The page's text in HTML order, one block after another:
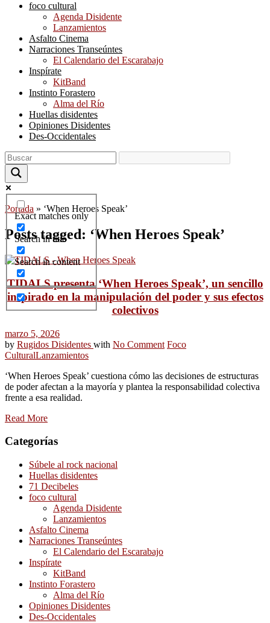
foco cultural
Agenda Disidente
Lanzamientos
Asfalto Cinema
Narraciones Transeúntes
El Calendario del Escarabajo
Inspírate
KitBand
Instinto Forastero
Alma del Río
Huellas disidentes
Opiniones Disidentes
Des-Occidentales
Exact matches only
Search in title
Search in content
Portada » ‘When Heroes Speak’
Posts tagged: ‘When Heroes Speak’
TIDALS presenta ‘When Heroes Speak’, un sencillo
inspirado en la manipulación del poder y sus efectos
colectivos
marzo 5, 2026
by Rugidos Disidentes with No Comment Foco
CulturalLanzamientos
‘When Heroes Speak’ cuestiona cómo las decisiones de estructuras
de poder afectan a la mayoría y plantea la responsabilidad colectiva
frente a esa realidad.
Read More
Categorías
Súbele al rock nacional
Huellas disidentes
71 Decibeles
foco cultural
Agenda Disidente
Lanzamientos
Asfalto Cinema
Narraciones Transeúntes
El Calendario del Escarabajo
Inspírate
KitBand
Instinto Forastero
Alma del Río
Opiniones Disidentes
Des-Occidentales